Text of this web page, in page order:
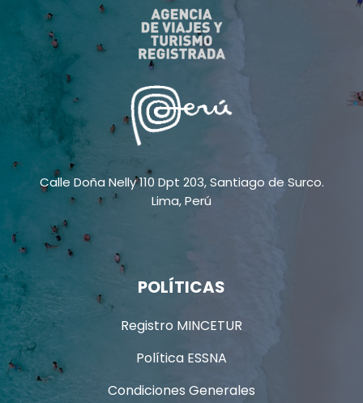
Calle Doña Nelly 110 Dpt 203, Santiago de Surco.
Lima, Perú
POLÍTICAS
Registro MINCETUR
Política ESSNA
Condiciones Generales